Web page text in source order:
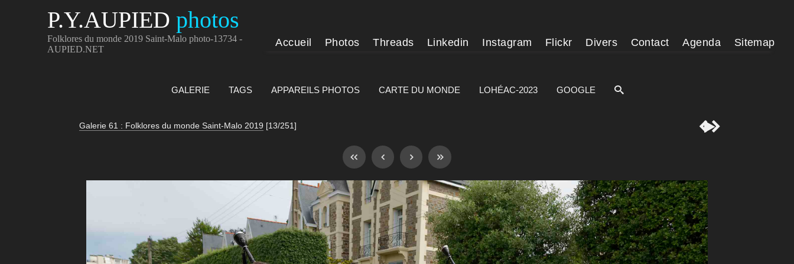
P.Y.AUPIED photos
Folklores du monde 2019 Saint-Malo photo-13734 -
AUPIED.NET
Accueil Photos Threads Linkedin Instagram Flickr Divers Contact Agenda Sitemap
GALERIE TAGS APPAREILS PHOTOS CARTE DU MONDE LOHÉAC-2023 GOOGLE
Galerie 61 : Folklores du monde Saint-Malo 2019 [13/251] 